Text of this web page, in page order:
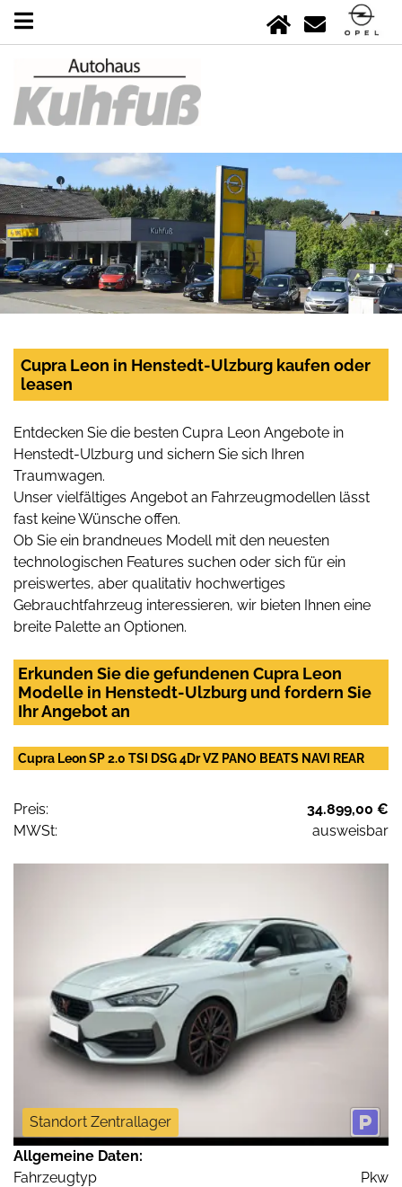
Cupra Leon in Henstedt-Ulzburg kaufen oder
leasen
Entdecken Sie die besten Cupra Leon Angebote in
Henstedt-Ulzburg und sichern Sie sich Ihren
Traumwagen.
Unser vielfältiges Angebot an Fahrzeugmodellen lässt
fast keine Wünsche offen.
Ob Sie ein brandneues Modell mit den neuesten
technologischen Features suchen oder sich für ein
preiswertes, aber qualitativ hochwertiges
Gebrauchtfahrzeug interessieren, wir bieten Ihnen eine
breite Palette an Optionen.
Erkunden Sie die gefundenen Cupra Leon
Modelle in Henstedt-Ulzburg und fordern Sie
Ihr Angebot an
Cupra Leon SP 2.0 TSI DSG 4Dr VZ PANO BEATS NAVI REAR
Preis:
34.899,00 €
MWSt:
ausweisbar
Standort Zentrallager
Allgemeine Daten:
Fahrzeugtyp
Pkw